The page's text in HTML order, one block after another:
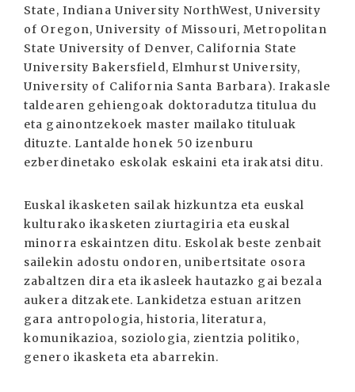
State, Indiana University NorthWest, University
of Oregon, University of Missouri, Metropolitan
State University of Denver, California State
University Bakersfield, Elmhurst University,
University of California Santa Barbara). Irakasle
taldearen gehiengoak doktoradutza titulua du
eta gainontzekoek master mailako tituluak
dituzte. Lantalde honek 50 izenburu
ezberdinetako eskolak eskaini eta irakatsi ditu.
Euskal ikasketen sailak hizkuntza eta euskal
kulturako ikasketen ziurtagiria eta euskal
minorra eskaintzen ditu. Eskolak beste zenbait
sailekin adostu ondoren, unibertsitate osora
zabaltzen dira eta ikasleek hautazko gai bezala
aukera ditzakete. Lankidetza estuan aritzen
gara antropologia, historia, literatura,
komunikazioa, soziologia, zientzia politiko,
genero ikasketa eta abarrekin.